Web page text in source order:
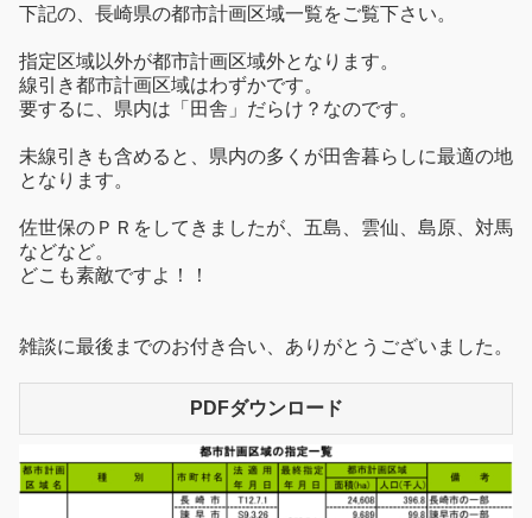
下記の、長崎県の都市計画区域一覧をご覧下さい。
指定区域以外が都市計画区域外となります。
線引き都市計画区域はわずかです。
要するに、県内は「田舎」だらけ？なのです。
未線引きも含めると、県内の多くが田舎暮らしに最適の地
となります。
佐世保のＰＲをしてきましたが、五島、雲仙、島原、対馬
などなど。
どこも素敵ですよ！！
雑談に最後までのお付き合い、ありがとうございました。
PDFダウンロード